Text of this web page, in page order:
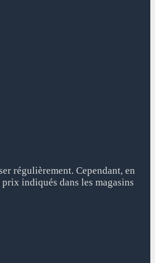
régulièrement. Cependant, en
indiqués dans les magasins